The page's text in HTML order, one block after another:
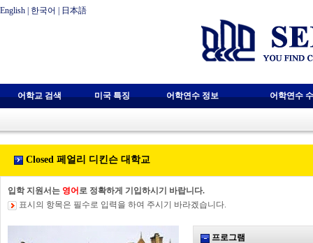
English 한국어 日本語
어학교 검색 미국 특징 어학연수 정보 어학연수
Closed 페얼리 디킨슨 대학교
입학 지원서는 영어 로 정확하게 기입하시기 바랍니다.
표시의 항목은 필수로 입력을 하여 주시기 바라겠습니다.
프로그램